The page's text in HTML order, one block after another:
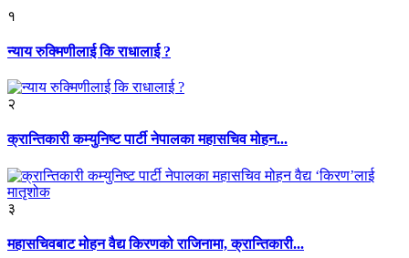
१
न्याय रुक्मिणीलाई कि राधालाई ?
२
क्रान्तिकारी कम्युनिष्ट पार्टी नेपालका महासचिव मोहन...
३
महासचिवबाट मोहन वैद्य किरणको राजिनामा, क्रान्तिकारी...